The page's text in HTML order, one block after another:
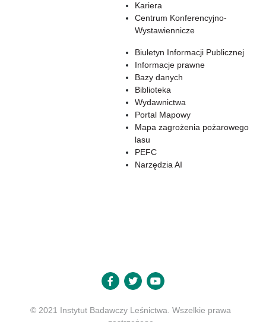
Kariera
Centrum Konferencyjno-
Wystawiennicze
Biuletyn Informacji Publicznej
Informacje prawne
Bazy danych
Biblioteka
Wydawnictwa
Portal Mapowy
Mapa zagrożenia pożarowego
lasu
PEFC
Narzędzia AI
© 2021 Instytut Badawczy Leśnictwa. Wszelkie prawa